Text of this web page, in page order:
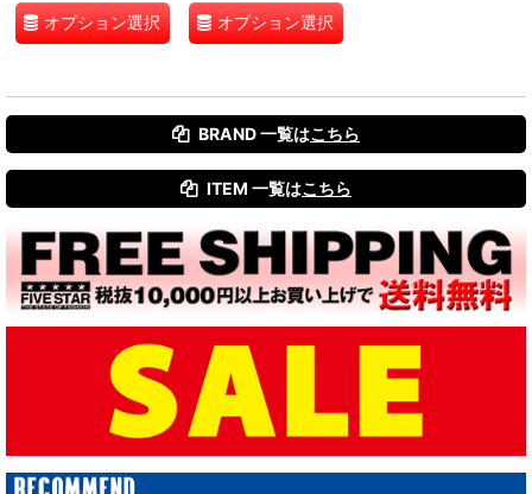
オプション選択 オプション選択
BRAND 一覧はこちら
ITEM 一覧はこちら